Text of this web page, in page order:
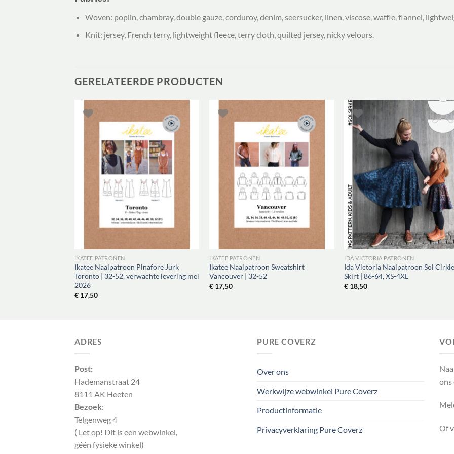
Woven: poplin, chambray, double gauze, corduroy, denim, seersucker, linen, viscose, waffle, flannel,
Knit: jersey, French terry, lightweight fleece, terry cloth, quilted jersey, nicky velours.
GERELATEERDE PRODUCTEN
IKATEE PATRONEN
Ikatee Naaipatroon Pinafore Jurk
Toronto | 32-52, verwachte levering mei
2026
€17,50
IKATEE PATRONEN
Ikatee Naaipatroon Sweatshirt
Vancouver | 32-52
€ 17,50
IDA VICTORIA PATRONEN
Ida Victoria Naaipatroon Sol Cirkle
Skirt | 86-64, XS-4XL
€ 18,50
ADRES
Post:
Hademanstraat 24
8111 AK Heeten
Bezoek:
Telgenweg 4
( Let op! Dit is een webwinkel,
géén fysieke winkel)
PURE COVERZ
Over ons
Werkwijze webwinkel Pure Coverz
Productinformatie
Privacyverklaring Pure Coverz
ons
Of